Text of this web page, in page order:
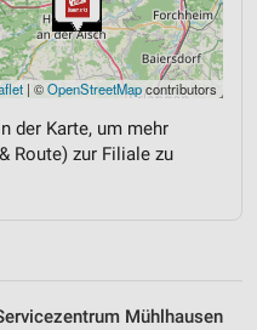
| ©OpenStreetMapcontributors
der Karte, um mehr
Route) zur Filiale zu
Mühlhausen